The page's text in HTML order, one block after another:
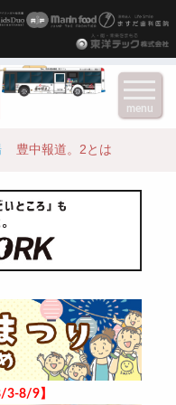
豊中報道。2とは
3-8/9】
menu